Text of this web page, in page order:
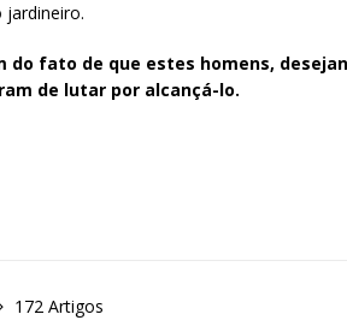
do fato de que estes homens,
de lutar por alcançá-lo.
172 Artigos